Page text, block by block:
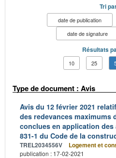
Tri
date de publication
date de signature
Résultats
10 25
Type de document : Avis
Avis du 12 février 2021
des redevances maximums
conclues en application des
831-1 du Code de la
TREL2034556V Logement et
publication : 17-02-2021